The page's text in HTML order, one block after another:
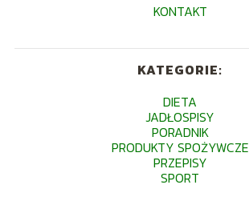
KONTAKT
KATEGORIE:
DIETA
JADŁOSPISY
PORADNIK
PRODUKTY SPOŻYWCZE
PRZEPISY
SPORT